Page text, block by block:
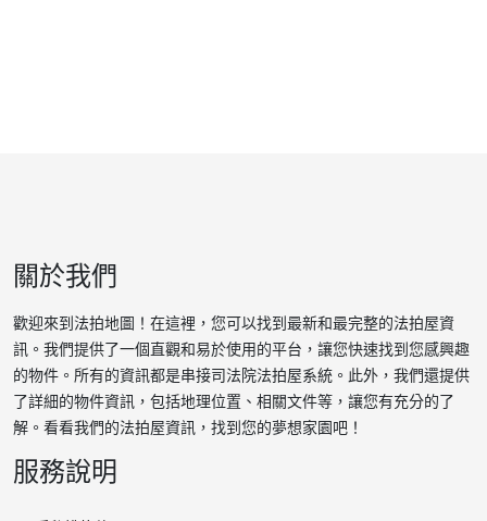
關於我們
歡迎來到法拍地圖！在這裡，您可以找到最新和最完整的法拍屋資
訊。我們提供了一個直觀和易於使用的平台，讓您快速找到您感興趣
的物件。所有的資訊都是串接司法院法拍屋系統。此外，我們還提供
了詳細的物件資訊，包括地理位置、相關文件等，讓您有充分的了
解。看看我們的法拍屋資訊，找到您的夢想家園吧！
服務說明